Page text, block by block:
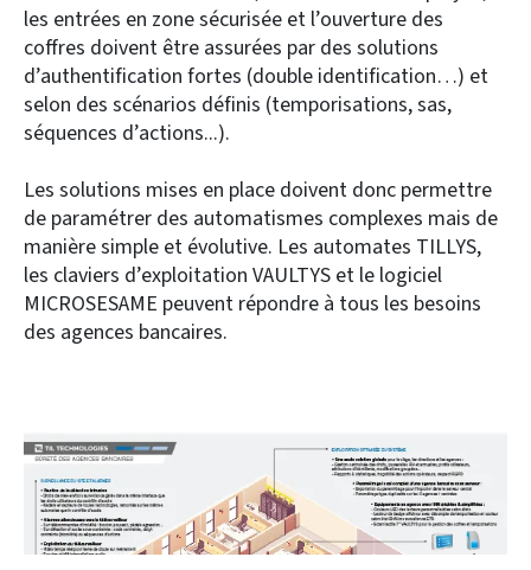
les entrées en zone sécurisée et l’ouverture des
coffres doivent être assurées par des solutions
d’authentification fortes (double identification…) et
selon des scénarios définis (temporisations, sas,
séquences d’actions...).
Les solutions mises en place doivent donc permettre
de paramétrer des automatismes complexes mais de
manière simple et évolutive. Les automates TILLYS,
les claviers d’exploitation VAULTYS et le logiciel
MICROSESAME peuvent répondre à tous les besoins
des agences bancaires.